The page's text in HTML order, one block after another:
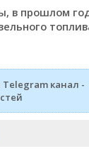
в прошлом
канал -